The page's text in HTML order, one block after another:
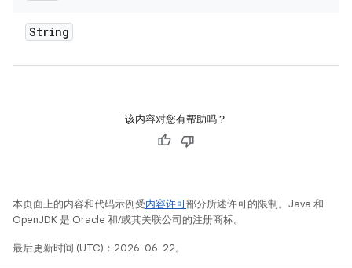
String
该内容对您有帮助吗？
本页面上的内容和代码示例受内容许可部分所述许可的限制。Java 和
OpenJDK 是 Oracle 和/或其关联公司的注册商标。
最后更新时间 (UTC)：2026-06-22。